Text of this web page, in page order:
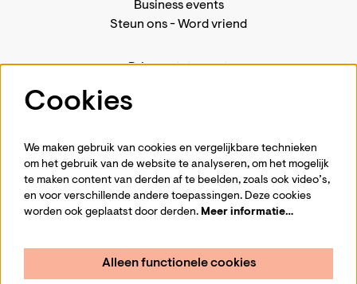
Business events
Steun ons-Word vriend
Privacystatement
Volg ons
Schrijf je in voor de nieuwsbrief
Cookies
We maken gebruik van cookies en vergelijkbare technieken
om het gebruik van de website te analyseren, om het mogelijk
te maken content van derden af te beelden, zoals ook video’s,
en voor verschillende andere toepassingen. Deze cookies
worden ook geplaatst door derden. Meer informatie…
Alleen functionele cookies